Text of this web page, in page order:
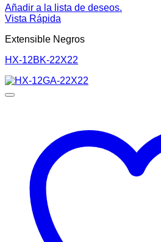
Añadir a la lista de deseos.
Vista Rápida
Extensible Negros
HX-12BK-22X22